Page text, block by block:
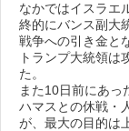
なかではイスラエ
終的にバンス副大
戦争への引き金と
トランプ大統領は
た。
また10日前にあっ
ハマスとの休戦・
が、最大の目的は